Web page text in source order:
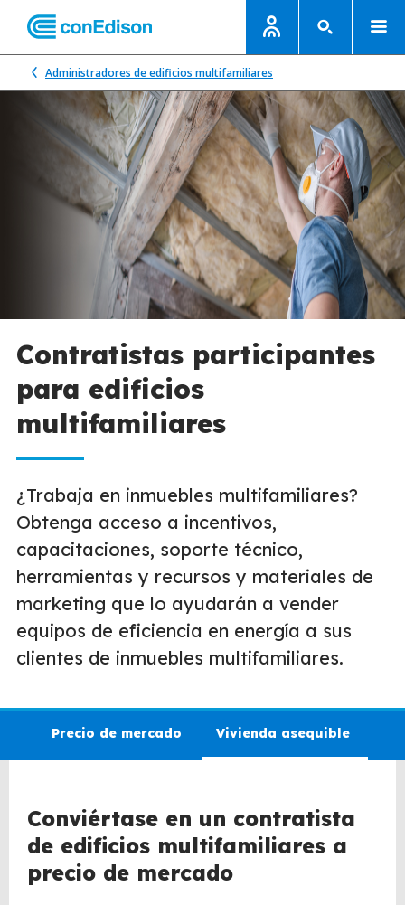
Administradores de edificios multifamiliares
Contratistas participantes
para edificios
multifamiliares
¿Trabaja en inmuebles multifamiliares?
Obtenga acceso a incentivos,
capacitaciones, soporte técnico,
herramientas y recursos y materiales de
marketing que lo ayudarán a vender
equipos de eficiencia en energía a sus
clientes de inmuebles multifamiliares.
Precio de mercado Vivienda asequible
Conviértase en un contratista
de edificios multifamiliares a
precio de mercado